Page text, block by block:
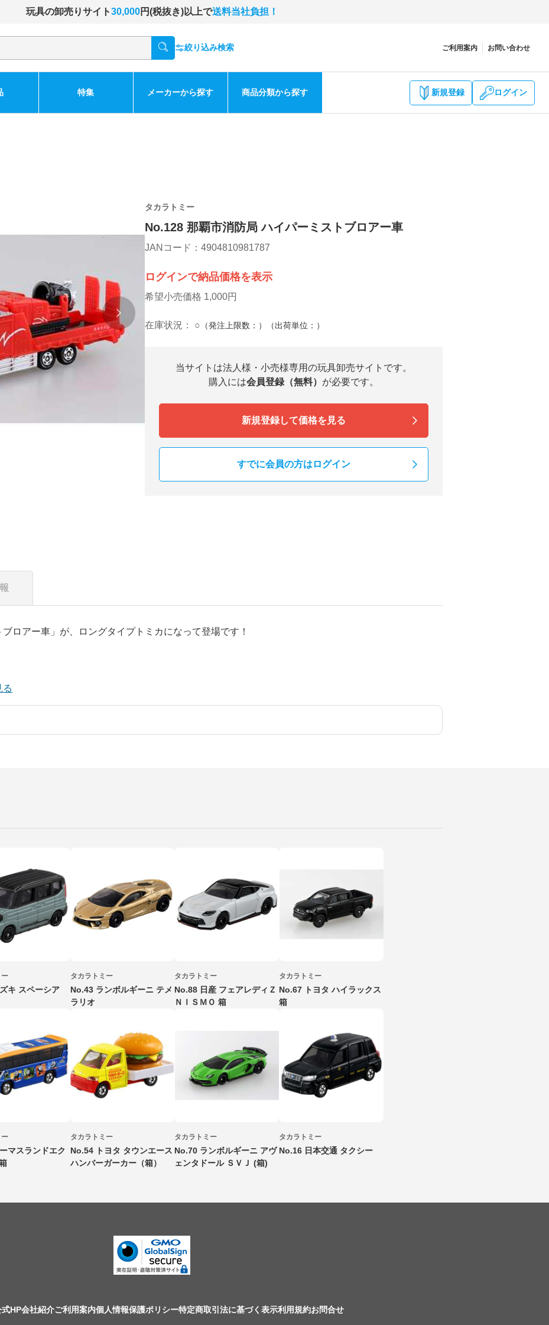
玩具の卸売りサイト30,000円(税抜き)以上で送料当社負担！
絞り込み検索 ご利用案内 お問い合わせ
特集 メーカーから探す 商品分類から探す 新規登録 ログイン
タカラトミー
No.128 那覇市消防局 ハイパーミストブロアー車
JANコード：4904810981787
ログインで納品価格を表示
希望小売価格 1,000円
在庫状況： ○ （発注上限数：）（出荷単位：）
当サイトは法人様・小売様専用の玩具卸売サイトです。
購入には会員登録（無料） が必要です。
新規登録して価格を見る
すでに会員の方はログイン
ロアー車」が、ロングタイプトミカになって登場です！
る
キ スペーシア
タカラトミー
No.43 ランボルギーニ テメ
ラリオ
タカラトミー
No.88 日産 フェアレディＺ
ＮＩＳＭＯ 箱
タカラトミー
No.67 トヨタ ハイラックス
箱
マスランドエク
タカラトミー
No.54 トヨタ タウンエース
ハンバーガーカー（箱）
タカラトミー
No.70 ランボルギーニ アヴ
ェンタドール ＳＶＪ (箱)
タカラトミー
No.16 日本交通 タクシー
式HP会社紹介ご利用案内個人情報保護ポリシー特定商取引法に基づく表示利用規約お問合せ